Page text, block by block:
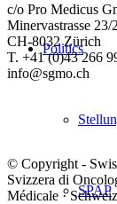
Politics
SPAP
c/o Pro Medicus
Minervastrasse 23/
CH-8032 Zürich
T. +41 (0)43 266
info@sgmo.ch
© Copyright -
Svizzera di
Médicale ·